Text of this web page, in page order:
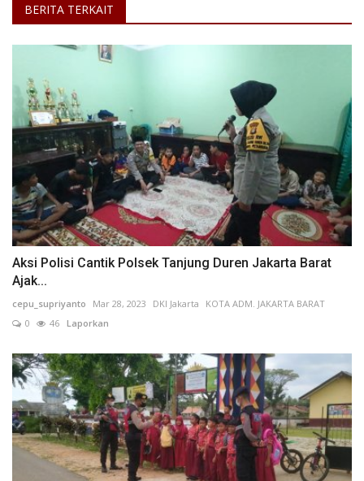
BERITA TERKAIT
Aksi Polisi Cantik Polsek Tanjung Duren Jakarta Barat
Ajak...
cepu_supriyanto Mar 28, 2023 DKI Jakarta
KOTA ADM. JAKARTA BARAT
0
46 Laporkan